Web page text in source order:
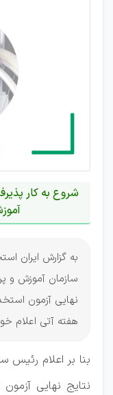
شروع به کار
به گزارش ایران
سازمان آموزش و
نهایی آزمون
هفته آتی اعلام
بنا بر اعلام رئیس
نتایج نهایی آزمون